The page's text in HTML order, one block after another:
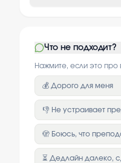
Что не подходит?
Нажмите, если это
💰 Дорого для меня
👎 Не устраивает
🫣 Боюсь, что
⏳ Дедлайн далеко,